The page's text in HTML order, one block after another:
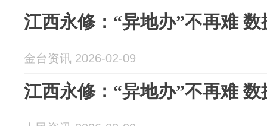
江西永修：“异地办”不再难
金台资讯 2026-02-09
江西永修：“异地办”不再难